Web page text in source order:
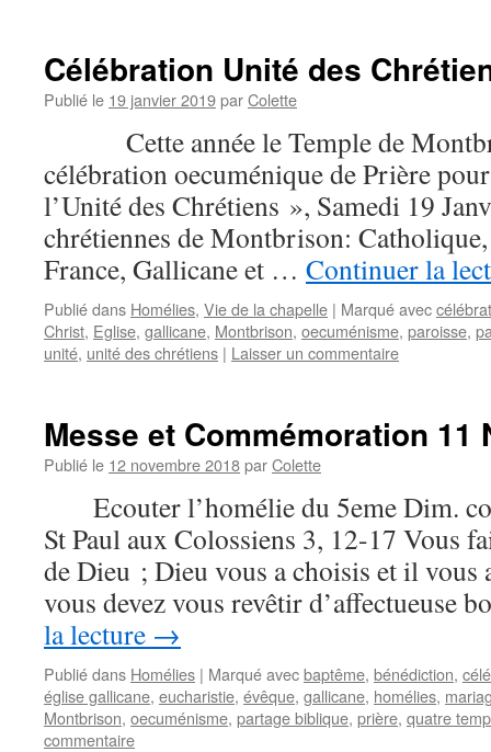
Célébration Unité des
Publié le 19 janvier 2019parColette
Cette année le Temple de
célébration oecuménique de Prière
l’Unité des Chrétiens », Samedi 19
chrétiennes de Montbrison:
France, Gallicane et … Continuer la
Publié dans Homélies, Vie de la chapelle | Marqué avec
Christ, Eglise, gallicane, Montbrison, oecuménisme, paroisse,
unité, unité des chrétiens | Laisser un commentaire
Messe et Commémoration 11
Publié le 12 novembre 2018parColette
Ecouter l’homélie du 5eme Dim.
St Paul aux Colossiens 3, 12-17 Vous
de Dieu ; Dieu vous a choisis et il vous
vous devez vous revêtir d’affectueuse
la lecture →
Publié dans Homélies | Marqué avecbaptême, bénédiction,
église gallicane, eucharistie, évêque, gallicane, homélies,
Montbrison, oecuménisme, partage biblique, prière, quatre
commentaire